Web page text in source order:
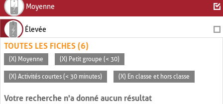
Moyenne
Élevée
TOUTES LES FICHES (6)
(X) Moyenne (X) Petit groupe (< 30)
(X) Activités courtes (< 30 minutes) (X) En classe et hors classe
Votre recherche n'a donné aucun résultat